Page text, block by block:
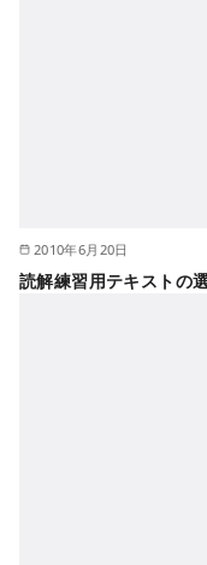
2010年6月20日
読解練習用テキストの